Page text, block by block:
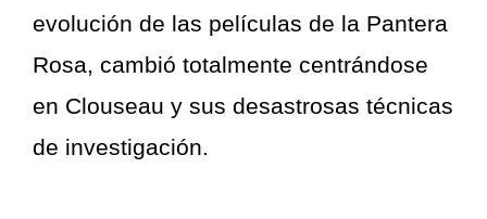
evolución de las películas de la Pantera
Rosa, cambió totalmente centrándose
en Clouseau y sus desastrosas técnicas
de investigación.